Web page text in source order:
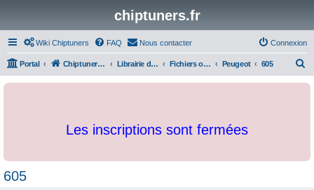
chiptuners.fr
Wiki Chiptuners FAQ Nous contacter Connexion
Portal Chiptuners.fr Librairie de documents et originaux Fichiers originaux Peugeot 605
c
Les inscriptions sont fermées
605